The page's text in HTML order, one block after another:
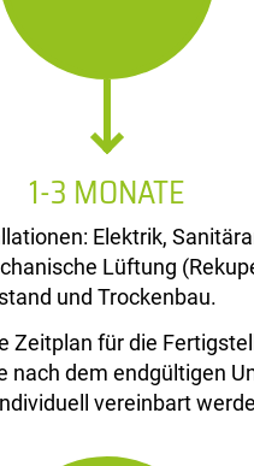
1-3 MONATE
Elektrik,
Lüftung
und Trockenbau.
Zeitplan für die
nach dem endgültigen
vereinbart